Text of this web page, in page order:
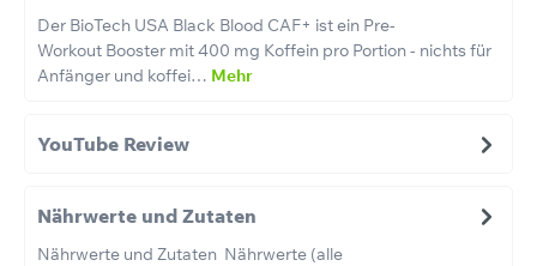
Der BioTech USA Black Blood CAF+ ist ein Pre-
Workout Booster mit 400 mg Koffein pro Portion - nichts für
Anfänger und koffei… Mehr
YouTube Review
Nährwerte und Zutaten
Nährwerte und Zutaten Nährwerte (alle